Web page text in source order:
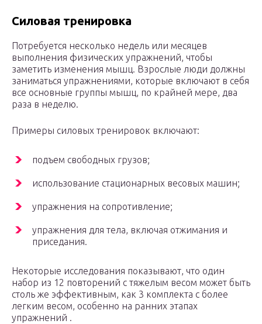
Силовая тренировка
Потребуется несколько недель или месяцев
выполнения физических упражнений, чтобы
заметить изменения мышц. Взрослые люди должны
заниматься упражнениями, которые включают в себя
все основные группы мышц, по крайней мере, два
раза в неделю.
Примеры силовых тренировок включают:
подъем свободных грузов;
использование стационарных весовых машин;
упражнения на сопротивление;
упражнения для тела, включая отжимания и
приседания.
Некоторые исследования показывают, что один
набор из 12 повторений с тяжелым весом может быть
столь же эффективным, как 3 комплекта с более
легким весом, особенно на ранних этапах
упражнений .